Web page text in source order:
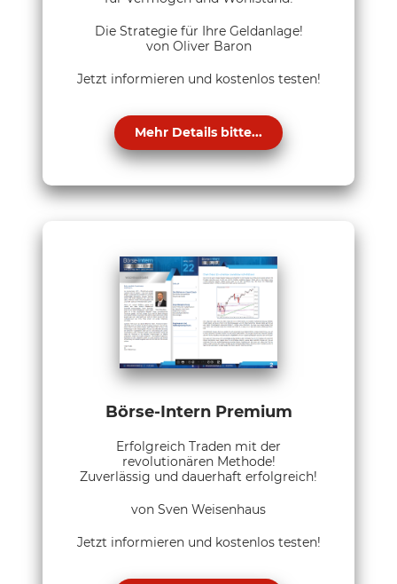
Die Strategie für Ihre Geldanlage!
von Oliver Baron
Jetzt informieren und kostenlos testen!
Mehr Details bitte...
Börse-Intern Premium
Erfolgreich Traden mit der
revolutionären Methode!
Zuverlässig und dauerhaft erfolgreich!
von Sven Weisenhaus
Jetzt informieren und kostenlos testen!